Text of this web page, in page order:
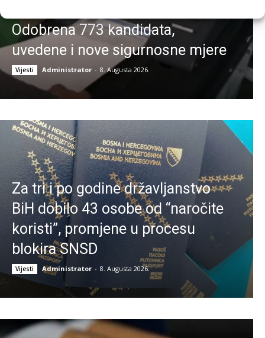
Odobrena 773 kandidata,
uvedene i nove sigurnosne mjere
Vijesti Administrator - 8. Augusta 2026.
Za tri i po godine državljanstvo
BiH dobilo 43 osobe od “naročite
koristi”, promjene u procesu
blokira SNSD
Vijesti Administrator - 8. Augusta 2026.